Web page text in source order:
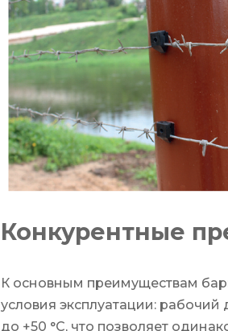
Конкурентные
К основным преимуществам
условия эксплуатации: рабочий
до +50 °С, что позволяет